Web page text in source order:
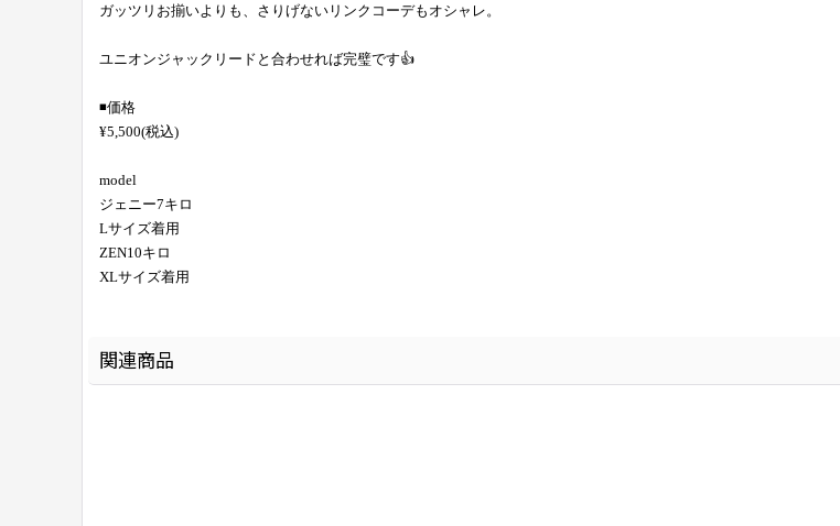
ガッツリお揃いよりも、さりげないリンクコーデもオシャレ。
ユニオンジャックリードと合わせれば完璧です👍
◾️価格
¥5,500(税込)
model
ジェニー7キロ
Lサイズ着用
ZEN10キロ
XLサイズ着用
関連商品